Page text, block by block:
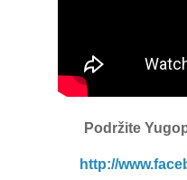
Podržite
http://